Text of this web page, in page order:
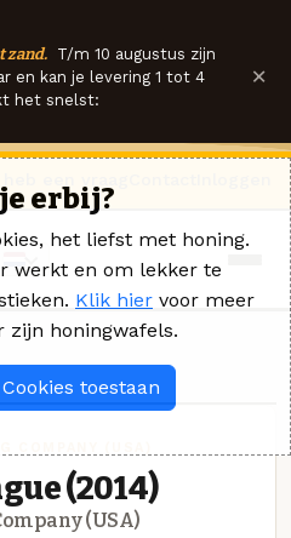
zand. T/m 10 augustus zijn
en kan je levering 1 tot 4
het snelst:
×
(2014)
(USA)
erbij?
het liefst met honing.
werkt en om lekker te
Klik hier voor meer
zijn honingwafels.
Cookies toestaan